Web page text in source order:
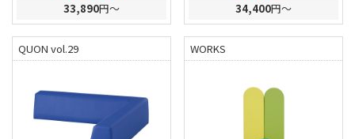
33,890円～ 34,400円～
QUON vol.29 WORKS